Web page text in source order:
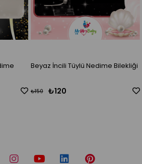
Beyaz İncili Tüylü Nedime Bilekliği
₺120
Lazer